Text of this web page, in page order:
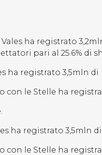
ha registrato
pari al 25.6% di
ha registrato 3,5mln di
con le Stelle ha
ha registrato 3,5mln di
con le Stelle ha